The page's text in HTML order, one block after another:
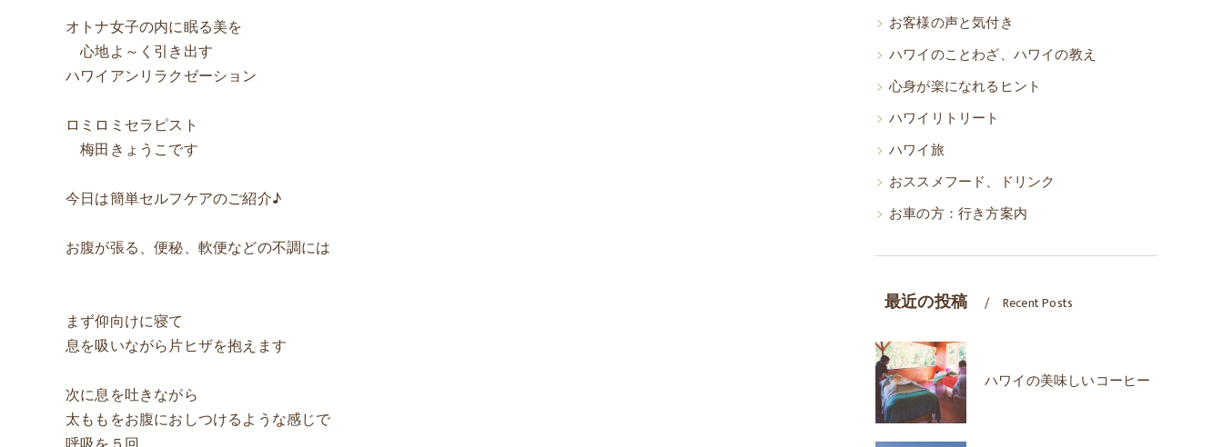
オトナ女子の内に眠る美を
心地よ～く引き出す
ハワイアンリラクゼーション
ロミロミセラピスト
梅田きょうこです
今日は簡単セルフケアのご紹介♪
お腹が張る、便秘、軟便などの不調には
まず仰向けに寝て
息を吸いながら片ヒザを抱えます
次に息を吐きながら
太ももをお腹におしつけるような感じで
お客様の声と気付き
ハワイのことわざ、ハワイの教え
心身が楽になれるヒント
ハワイリトリート
ハワイ旅
おススメフード、ドリンク
お車の方：行き方案内
最近の投稿 Recent Posts
ハワイの美味しいコーヒー